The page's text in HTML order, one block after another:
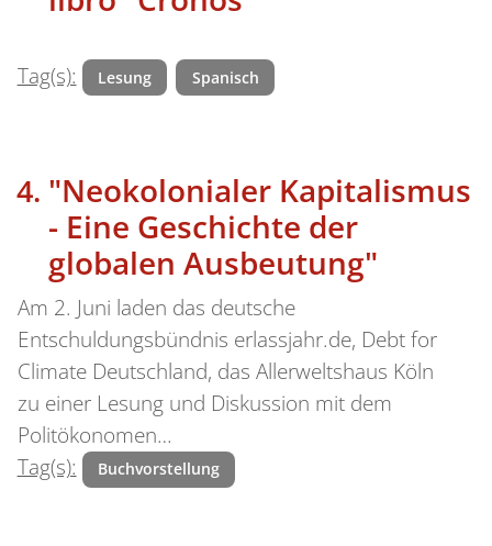
Tag(s): Lesung Spanisch
"Neokolonialer Kapitalismus
- Eine Geschichte der
globalen Ausbeutung"
Am 2. Juni laden das deutsche
Entschuldungsbündnis erlassjahr.de, Debt for
Climate Deutschland, das Allerweltshaus Köln
zu einer Lesung und Diskussion mit dem
Politökonomen…
Tag(s):
Buchvorstellung